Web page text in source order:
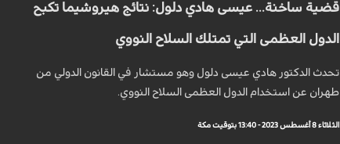
قضية ساخنة... عيسى هادي دلول: نتائج هيروشيما تكبح
الدول العظمى التي تمتلك السلاح النووي
تحدث الدكتور هادي عيسى دلول وهو مستشار في القانون الدولي من
طهران عن استخدام الدول العظمى السلاح النووي.
الثلاثاء 8 أغسطس 2023 - 13:40 بتوقيت مكة